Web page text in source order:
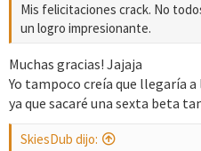
Mis felicitaciones crack. No
un logro impresionante.
Muchas gracias! Jajaja
Yo tampoco creía que llegaría a
ya que sacaré una sexta beta
SkiesDub dijo: